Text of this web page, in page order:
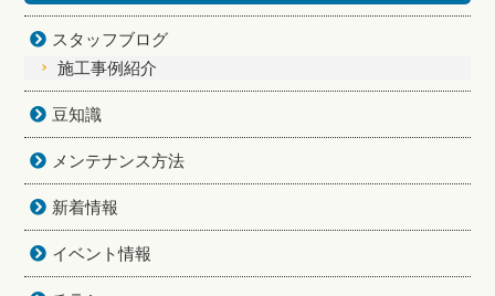
スタッフブログ
施工事例紹介
豆知識
メンテナンス方法
新着情報
イベント情報